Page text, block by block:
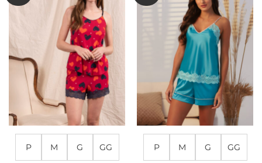
As
opções
podem
ser
escolhidas
na
página
do
produto
As
opções
podem
ser
escolhidas
na
página
do
produto
P M G GG P M G GG